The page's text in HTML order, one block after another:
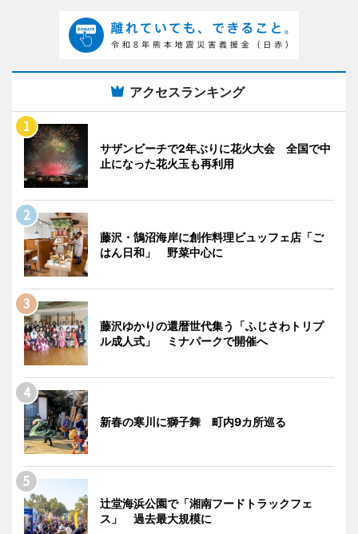
アクセスランキング
サザンビーチで2年ぶりに花火大会 全国で中
止になった花火玉も再利用
藤沢・鵠沼海岸に創作料理ビュッフェ店「ご
はん日和」 野菜中心に
藤沢ゆかりの還暦世代集う「ふじさわトリプ
ル成人式」 ミナパークで開催へ
新春の寒川に獅子舞 町内9カ所巡る
辻堂海浜公園で「湘南フードトラックフェ
ス」 過去最大規模に